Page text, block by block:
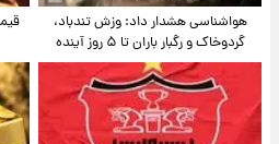
هواشناسی هشدار داد: وزش تندباد،
گردوخاک و رگبار باران تا ۵ روز آینده